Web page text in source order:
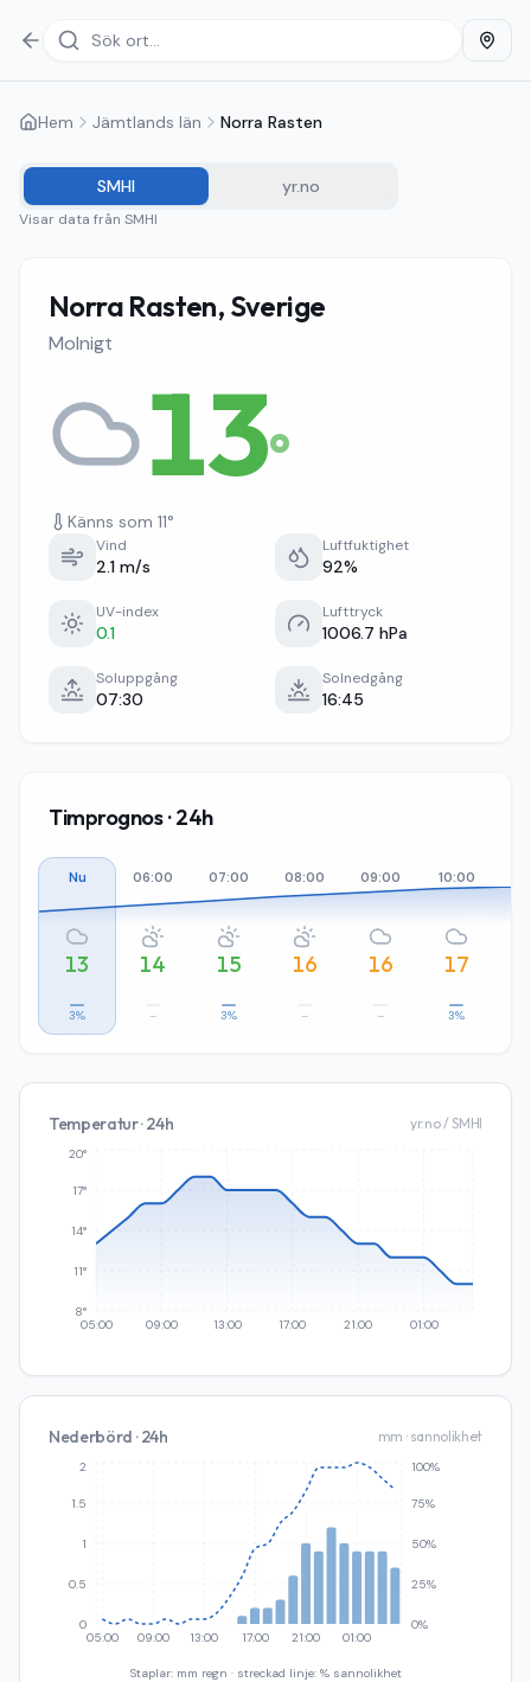
Hem Jämtlands län Norra Rasten
SMHI yr.no
Visar data från SMHI
Norra Rasten, Sverige
Molnigt
13°
Känns som 11°
Vind
2.1 m/s
Luftfuktighet
92%
UV-index
0.1
Lufttryck
1006.7 hPa
Soluppgång
07:30
Solnedgång
16:45
Timprognos · 24h
Nu
13
3%
06:00
14
–
07:00
15
3%
08:00
16
–
09:00
16
–
10:00
17
3%
Temperatur · 24h yr.no / SMHI
05:00 09:00 13:00 17:00 21:00 01:00
8°
11°
14°
17°
20°
Nederbörd · 24h mm · sannolikhet
05:00 09:00 13:00 17:00 21:00 01:00
0
0.5
1
1.5
2
0%
25%
50%
75%
100%
Staplar: mm regn · streckad linje: % sannolikhet